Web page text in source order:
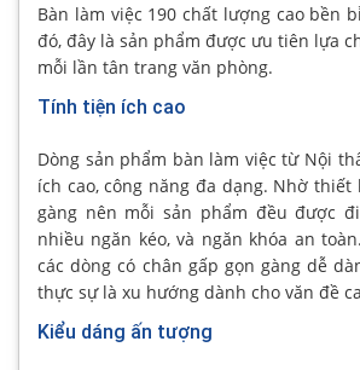
Bàn làm việc 190 chất lượng cao bền
đó, đây là sản phẩm được ưu tiên lựa
mỗi lần tân trang văn phòng.
Tính tiện ích cao
Dòng sản phẩm bàn làm việc từ Nội
ích cao, công năng đa dạng. Nhờ thiết
gàng nên mỗi sản phẩm đều được
nhiều ngăn kéo, và ngăn khóa an
các dòng có chân gấp gọn gàng dễ
thực sự là xu hướng dành cho văn đề
Kiểu dáng ấn tượng